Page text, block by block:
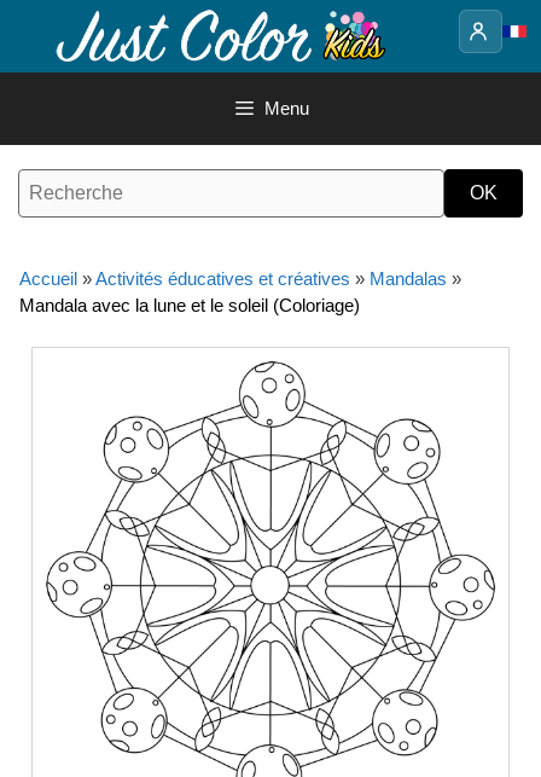
contenu
Menu
Accueil »Activités éducatives et créatives » Mandalas »
Mandala avec la lune et le soleil (Coloriage)